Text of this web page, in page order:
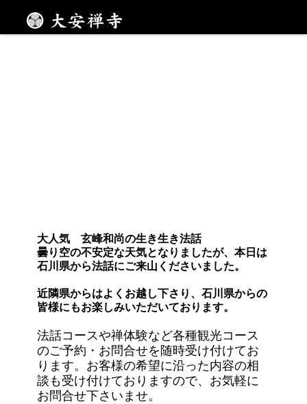
大人気 玄峰和尚の生き生き法話
曇り空の不安定な天気となりましたが、本日は
石川県から法話にご来山くださいました。
近隣県からはよくお越し下さり、石川県からの
皆様にもお楽しみいただいております。
法話コースや禅体験など各種観光コース
のご予約・お問合せを随時受け付けてお
ります。お客様の希望に沿った内容の相
談も受け付けておりますので、お気軽に
お問合せ下さいませ。